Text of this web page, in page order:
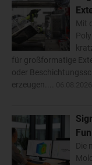
Mit
für großformatige
oder
erzeugen....
Die